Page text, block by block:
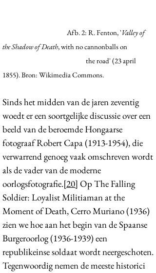
Afb. 2: R. Fenton, 'Valley of
the Shadow of Death, with no cannonballs on
the road' (23 april
1855). Bron: Wikimedia Commons.
Sinds het midden van de jaren zeventig
woedt er een soortgelijke discussie over een
beeld van de beroemde Hongaarse
fotograaf Robert Capa(1913-1954), die
verwarrend genoeg vaak omschreven wordt
als de vader van de moderne
oorlogsfotografie.[20] Op The Falling
Soldier: Loyalist Militiaman at the
Moment of Death, Cerro Muriano (1936)
zien we hoe aan het begin van de Spaanse
Burgeroorlog(1936-1939)een
republikeinse soldaat wordt neergeschoten.
Tegenwoordig nemen de meeste historici